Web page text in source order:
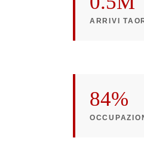
ARRIVI
84%